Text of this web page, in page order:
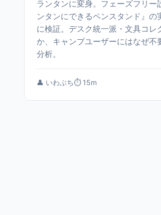
ランタンに変身。フェーズフリー
ンタンにできるペンスタンド』の
に検証。デスク統一派・文具コレ
か、キャンプユーザーにはなぜ不
分析。
👤 いわぶち⏱️ 15m